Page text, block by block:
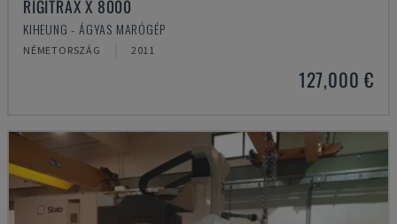
RIGITRAX X 8000
KIHEUNG - ÁGYAS MARÓGÉP
NÉMETORSZÁG 2011
127,000 €